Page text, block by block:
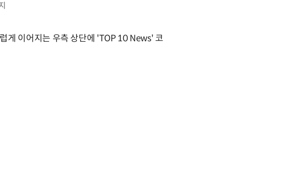
게 이어지는 우측 상단에 'TOP 10 News' 코